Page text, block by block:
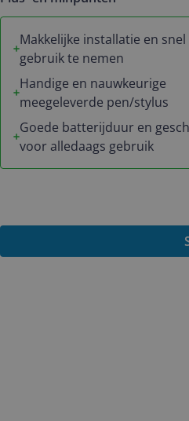
Makkelijke installatie en snel
gebruik te nemen
Handige en nauwkeurige
meegeleverde pen/stylus
Goede batterijduur en
voor alledaags gebruik